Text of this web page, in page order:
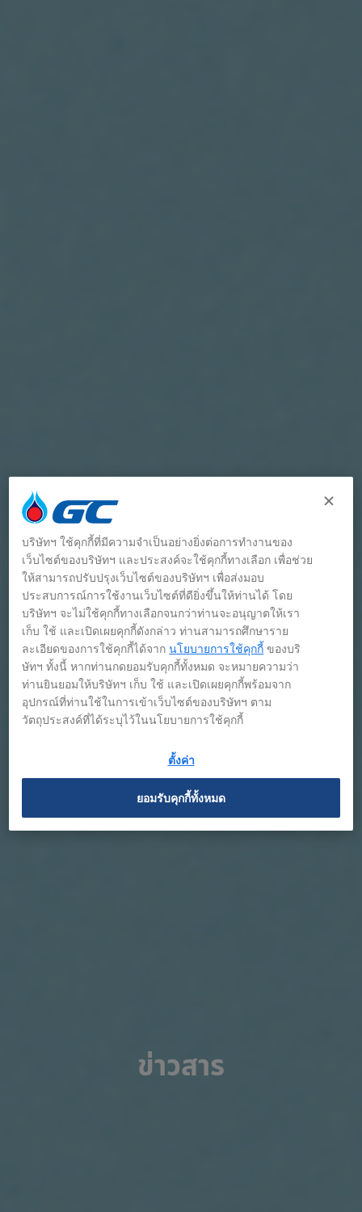
ข่าวสาร
บริษัทฯ ใช้คุกกี้ที่มีความจำเป็นอย่างยิ่งต่อการทำงานของ
เว็บไซต์ของบริษัทฯ และประสงค์จะใช้คุกกี้ทางเลือก เพื่อช่วย
ให้สามารถปรับปรุงเว็บไซต์ของบริษัทฯ เพื่อส่งมอบ
ประสบการณ์การใช้งานเว็บไซต์ที่ดียิ่งขึ้นให้ท่านได้ โดย
บริษัทฯ จะไม่ใช้คุกกี้ทางเลือกจนกว่าท่านจะอนุญาตให้เรา
เก็บ ใช้ และเปิดเผยคุกกี้ดังกล่าว ท่านสามารถศึกษาราย
ละเอียดของการใช้คุกกี้ได้จากนโยบายการใช้คุกกี้ ของบริ
ษัทฯ ทั้งนี้ หากท่านกดยอมรับคุกกี้ทั้งหมด จะหมายความว่า
ท่านยินยอมให้บริษัทฯ เก็บ ใช้ และเปิดเผยคุกกี้พร้อมจาก
อุปกรณ์ที่ท่านใช้ในการเข้าเว็บไซต์ของบริษัทฯ ตาม
วัตถุประสงค์ที่ได้ระบุไว้ในนโยบายการใช้คุกกี้
ตั้งค่า
ยอมรับคุกกี้ทั้งหมด